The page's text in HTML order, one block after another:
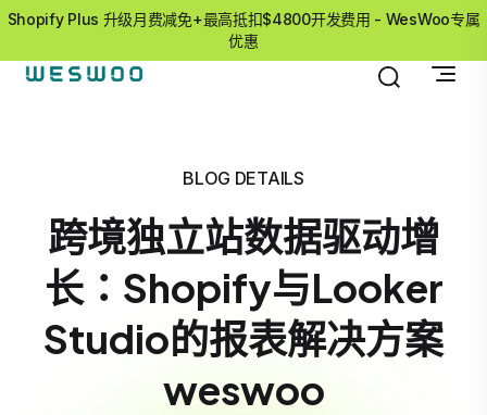
Shopify Plus 升级月费减免+最高抵扣$4800开发费用 - WesWoo专属
优惠
BLOG DETAILS
跨境独立站数据驱动增
长：Shopify与Looker
Studio的报表解决方案
weswoo